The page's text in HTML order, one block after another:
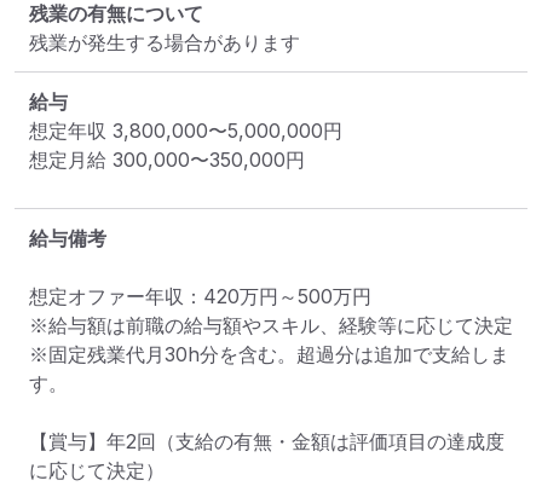
残業の有無について
残業が発生する場合があります
給与
想定年収 3,800,000〜5,000,000円
想定月給 300,000〜350,000円
給与備考
想定オファー年収：420万円～500万円
※給与額は前職の給与額やスキル、経験等に応じて決定
※固定残業代月30h分を含む。超過分は追加で支給しま
す。
【賞与】年2回（支給の有無・金額は評価項目の達成度
に応じて決定）